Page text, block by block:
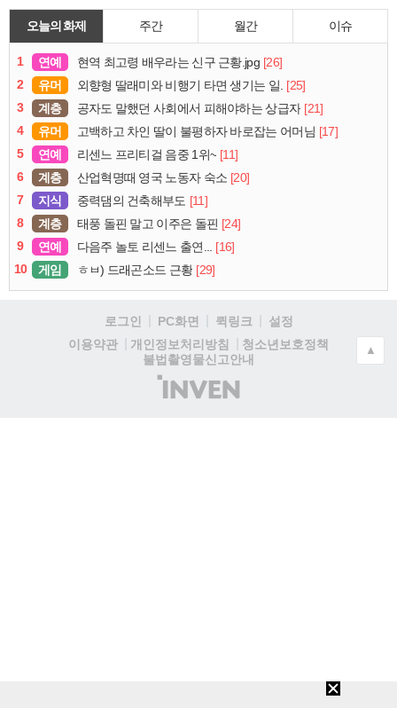
오늘의 화제 주간 월간 이슈
1 연예 현역 최고령 배우라는 신구 근황.jpg [26]
2
유머 외향형 딸래미와 비행기 타면 생기는 일. [25]
3
계층 공자도 말했던 사회에서 피해야하는 상급자 [21]
4
유머 고백하고 차인 딸이 불평하자 바로잡는 어머님 [17]
5
연예 리센느 프리티걸 음중 1위~ [11]
6
계층 산업혁명때 영국 노동자 숙소 [20]
7
지식 중력댐의 건축해부도 [11]
8
계층 태풍 돌핀 말고 이주은 돌핀 [24]
9
연예 다음주 놀토 리센느 출연... [16]
10
게임 ㅎㅂ) 드래곤소드 근황 [29]
로그인 PC화면 퀵링크
설정
이용약관
개인정보처리방침
청소년보호정책
불법촬영물신고안내
(주)
인
▲